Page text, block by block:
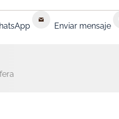
Enviar mensaje